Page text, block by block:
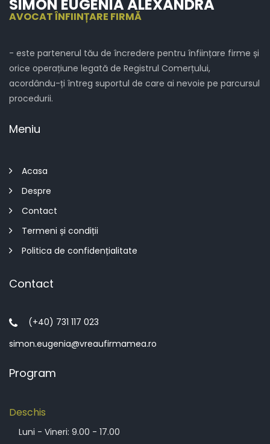
SIMON EUGENIA ALEXANDRA
AVOCAT ÎNFIINȚARE FIRMĂ
- este partenerul tău de încredere pentru înființare firme și
orice operațiune legată de Registrul Comerțului,
acordându-ți întreg suportul de care ai nevoie pe parcursul
procedurii.
Meniu
Acasa
Despre
Contact
Termeni și condiții
Politica de confidențialitate
Contact
(+40) 731 117 023
simon.eugenia@vreaufirmamea.ro
Program
Deschis
Luni - Vineri: 9.00 - 17.00